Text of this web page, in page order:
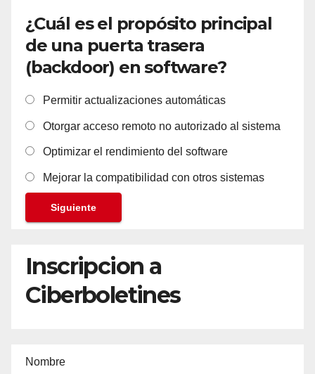
¿Cuál es el propósito principal
de una puerta trasera
(backdoor) en software?
Permitir actualizaciones automáticas
Otorgar acceso remoto no autorizado al sistema
Optimizar el rendimiento del software
Mejorar la compatibilidad con otros sistemas
Siguiente
Inscripcion a
Ciberboletines
Nombre